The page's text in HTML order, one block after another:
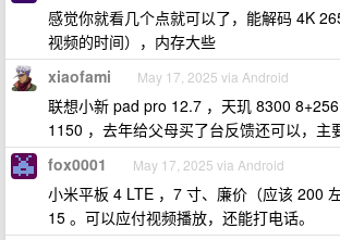
感觉你就看几个点就可以了，能解码 4K
视频的时间），内存大些
xiaofami May 17, 2025 via Android
联想小新 pad pro 12.7 ，天玑 8300
1150 ，去年给父母买了台反馈还可以，主
fox0001 May 17, 2025 via Android
小米平板 4 LTE ，7 寸、廉价（应该 200
15 。可以应付视频播放，还能打电话。